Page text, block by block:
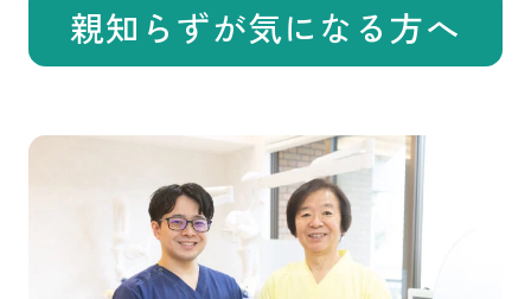
親知らずが気になる方へ